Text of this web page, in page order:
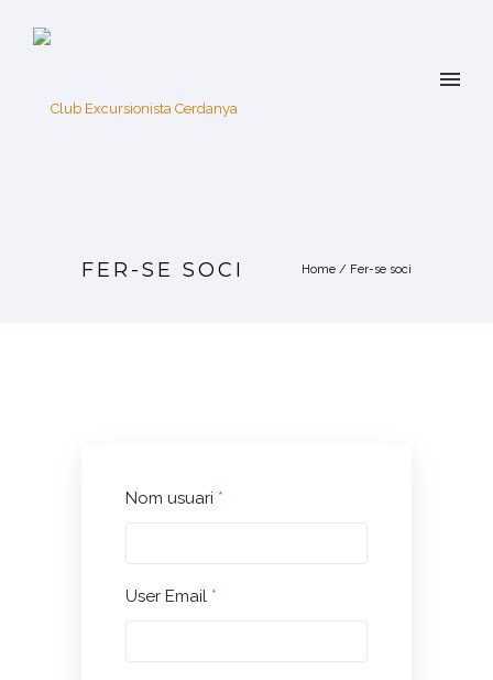
FER-SE SOCI Home / Fer-se soci
Nom usuari *
User Email *